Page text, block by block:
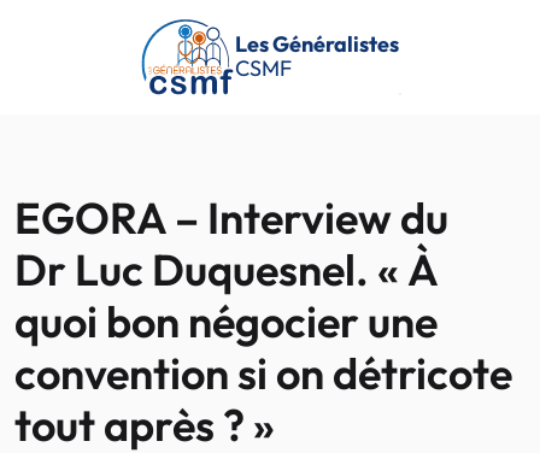
Passer au contenu principal
Les Généralistes
CSMF
EGORA – Interview du
Dr Luc Duquesnel. « À
quoi bon négocier une
convention si on détricote
tout après ? »